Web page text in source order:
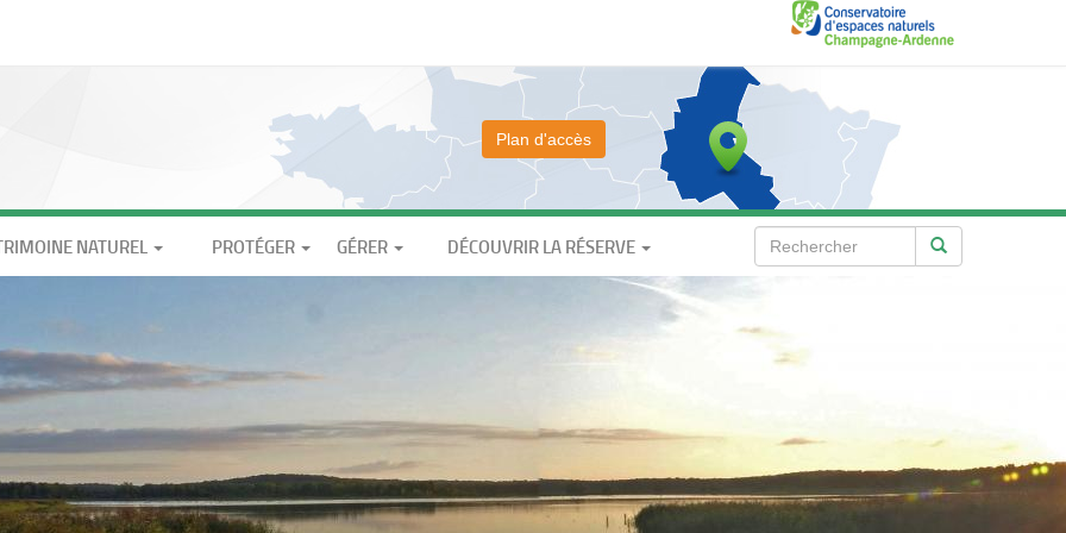
Plan d'accès
NATUREL PROTÉGER GÉRER DÉCOUVRIR LA RÉSERVE